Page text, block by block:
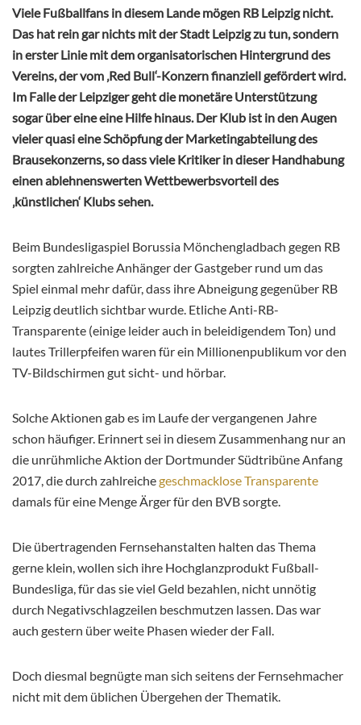
Viele Fußballfans in diesem Lande mögen RB Leipzig nicht.
Das hat rein gar nichts mit der Stadt Leipzig zu tun, sondern
in erster Linie mit dem organisatorischen Hintergrund des
Vereins, der vom ‚Red Bull‘-Konzern finanziell gefördert wird.
Im Falle der Leipziger geht die monetäre Unterstützung
sogar über eine eine Hilfe hinaus. Der Klub ist in den Augen
vieler quasi eine Schöpfung der Marketingabteilung des
Brausekonzerns, so dass viele Kritiker in dieser Handhabung
einen ablehnenswerten Wettbewerbsvorteil des
‚künstlichen‘ Klubs sehen.
Beim Bundesligaspiel Borussia Mönchengladbach gegen RB
sorgten zahlreiche Anhänger der Gastgeber rund um das
Spiel einmal mehr dafür, dass ihre Abneigung gegenüber RB
Leipzig deutlich sichtbar wurde. Etliche Anti-RB-
Transparente (einige leider auch in beleidigendem Ton) und
lautes Trillerpfeifen waren für ein Millionenpublikum vor den
TV-Bildschirmen gut sicht- und hörbar.
Solche Aktionen gab es im Laufe der vergangenen Jahre
schon häufiger. Erinnert sei in diesem Zusammenhang nur an
die unrühmliche Aktion der Dortmunder Südtribüne Anfang
2017, die durch zahlreichegeschmacklose Transparente
damals für eine Menge Ärger für den BVB sorgte.
Die übertragenden Fernsehanstalten halten das Thema
gerne klein, wollen sich ihre Hochglanzprodukt Fußball-
Bundesliga, für das sie viel Geld bezahlen, nicht unnötig
durch Negativschlagzeilen beschmutzen lassen. Das war
auch gestern über weite Phasen wieder der Fall.
Doch diesmal begnügte man sich seitens der Fernsehmacher
nicht mit dem üblichen Übergehen der Thematik.